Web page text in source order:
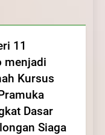
11
menjadi
Kursus
Dasar
Siaga